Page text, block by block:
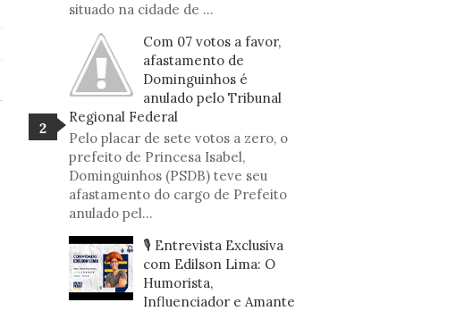
situado na cidade de ...
Com 07 votos a favor,
afastamento de
Dominguinhos é
anulado pelo Tribunal
Regional Federal
Pelo placar de sete votos a zero, o
prefeito de Princesa Isabel,
Dominguinhos (PSDB) teve seu
afastamento do cargo de Prefeito
anulado pel...
🎙️ Entrevista Exclusiva
com Edilson Lima: O
Humorista,
Influenciador e Amante